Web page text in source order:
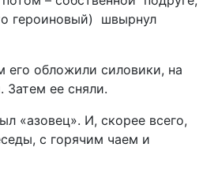
героиновый) швырнул
его обложили силовики, на
ее сняли.
«азовец». И, скорее всего,
с горячим чаем и